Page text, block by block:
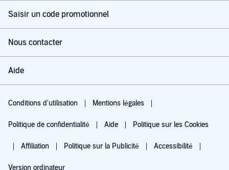
Saisir un code promotionnel
Nous contacter
Aide
Conditions d'utilisation Mentions légales
Politique de confidentialité Aide Politique sur les Cookies
Affiliation Politique sur la Publicité Accessibilité
Version ordinateur